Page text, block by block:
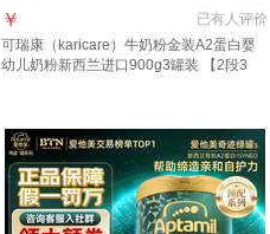
已有人评价
￥
可瑞康（karicare）牛奶粉金装A2蛋白婴
幼儿奶粉新西兰进口900g3罐装 【2段3